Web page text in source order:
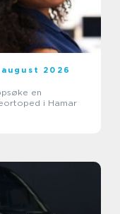
2026
en
i Hamar